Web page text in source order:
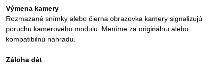
Výmena kamery
Rozmazané snímky alebo čierna obrazovka kamery signalizujú
poruchu kamerového modulu. Meníme za originálnu alebo
kompatibilnú náhradu.
Záloha dát